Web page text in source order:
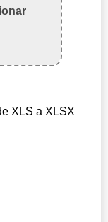
XLS a XLSX